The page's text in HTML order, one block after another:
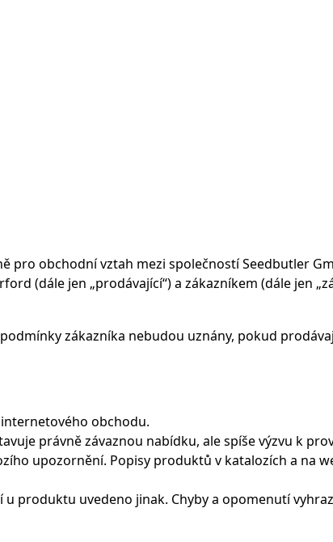
pro obchodní vztah mezi společností Seedbutler
(dále jen „prodávající“) a zákazníkem (dále jen
zákazníka nebudou uznány, pokud
obchodu.
právně závaznou nabídku, ale spíše výzvu k
upozornění. Popisy produktů v katalozích a na
produktu uvedeno jinak. Chyby a opomenutí